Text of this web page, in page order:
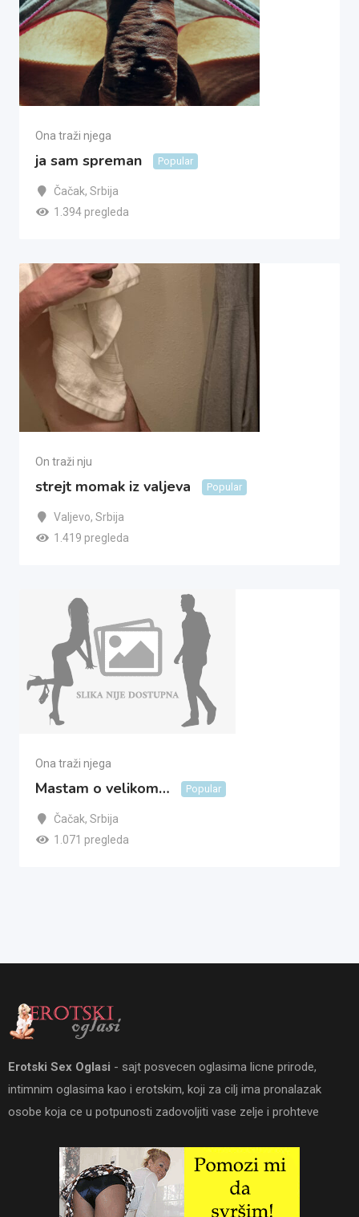
Ona traži njega
ja sam spreman Popular
Čačak, Srbija
1.394 pregleda
On traži nju
strejt momak iz valjeva Popular
Valjevo, Srbija
1.419 pregleda
Ona traži njega
Mastam o velikom… Popular
Čačak, Srbija
1.071 pregleda
Erotski Sex Oglasi - sajt posvecen oglasima licne prirode,
intimnim oglasima kao i erotskim, koji za cilj ima pronalazak
osobe koja ce u potpunosti zadovoljiti vase zelje i prohteve